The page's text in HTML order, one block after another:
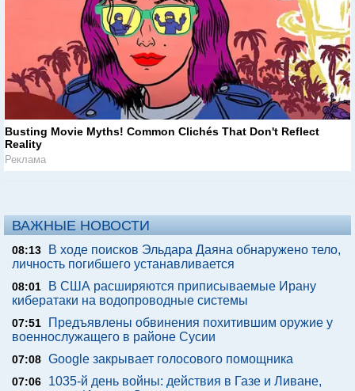
Busting Movie Myths! Common Clichés That Don't Reflect
Reality
Реклама
ВАЖНЫЕ НОВОСТИ
08:13
В ходе поисков Эльдара Даяна обнаружено тело,
личность погибшего устанавливается
08:01
В США расширяются приписываемые Ирану
кибератаки на водопроводные системы
07:51
Предъявлены обвинения похитившим оружие у
военнослужащего в районе Сусии
07:08 Google закрывает голосового помощника
07:06
1035-й день войны: действия в Газе и Ливане,